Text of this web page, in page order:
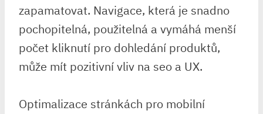
zapamatovat. Navigace, která je snadno
pochopitelná, použitelná a vymáhá menší
počet kliknutí pro dohledání produktů,
může mít pozitivní vliv na seo a UX.
Optimalizace stránkách pro mobilní